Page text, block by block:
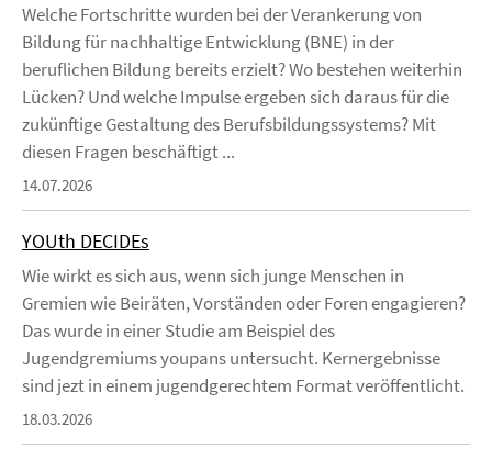
Welche Fortschritte wurden bei der Verankerung von
Bildung für nachhaltige Entwicklung (BNE) in der
beruflichen Bildung bereits erzielt? Wo bestehen weiterhin
Lücken? Und welche Impulse ergeben sich daraus für die
zukünftige Gestaltung des Berufsbildungssystems? Mit
diesen Fragen beschäftigt ...
14.07.2026
YOUth DECIDEs
Wie wirkt es sich aus, wenn sich junge Menschen in
Gremien wie Beiräten, Vorständen oder Foren engagieren?
Das wurde in einer Studie am Beispiel des
Jugendgremiums youpans untersucht. Kernergebnisse
sind jezt in einem jugendgerechtem Format veröffentlicht.
18.03.2026